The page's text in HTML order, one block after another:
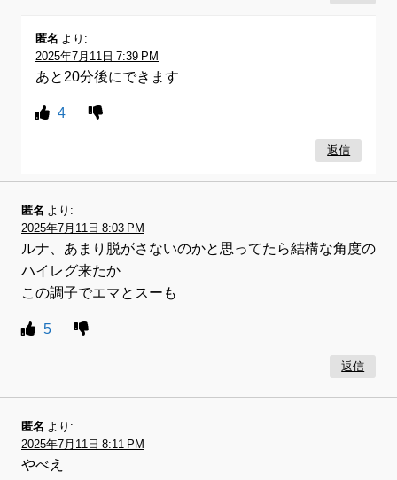
匿名 より:
2025年7月11日 7:39 PM
あと20分後にできます
4
返信
匿名 より:
2025年7月11日 8:03 PM
ルナ、あまり脱がさないのかと思ってたら結構な角度の
ハイレグ来たか
この調子でエマとスーも
5
返信
匿名 より:
2025年7月11日 8:11 PM
やべえ